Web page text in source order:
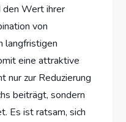
den Wert ihrer
von
langfristigen
eine attraktive
nur zur Reduzierung
beiträgt, sondern
Es ist ratsam, sich